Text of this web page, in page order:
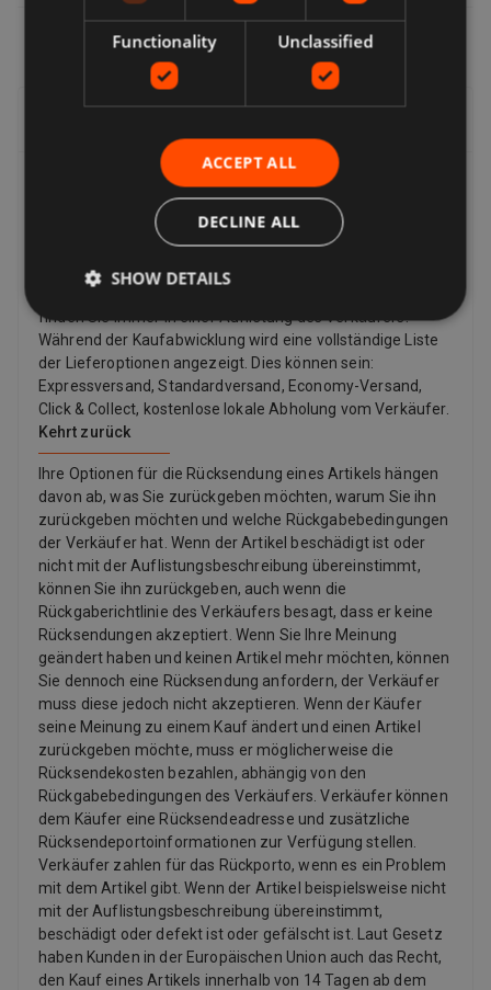
Verkäufer bieten eine Reihe von Lieferoptionen an, sodass
Sie die für Sie am besten geeignete auswählen können.
Viele Verkäufer bieten kostenlose Lieferung an. Die
finden Sie immer in einer Auflistung des Verkäufers.
Während der Kaufabwicklung wird eine vollständige Liste
der Lieferoptionen angezeigt. Dies können sein:
Expressversand, Standardversand, Economy-Versand,
Click & Collect, kostenlose lokale Abholung vom Verkäufer.
Kehrt zurück
Ihre Optionen für die Rücksendung eines Artikels hängen
davon ab, was Sie zurückgeben möchten, warum Sie ihn
zurückgeben möchten und welche Rückgabebedingungen
der Verkäufer hat. Wenn der Artikel beschädigt ist oder
nicht mit der Auflistungsbeschreibung übereinstimmt,
können Sie ihn zurückgeben, auch wenn die
Rückgaberichtlinie des Verkäufers besagt, dass er keine
Rücksendungen akzeptiert. Wenn Sie Ihre Meinung
geändert haben und keinen Artikel mehr möchten, können
Sie dennoch eine Rücksendung anfordern, der Verkäufer
muss diese jedoch nicht akzeptieren. Wenn der Käufer
seine Meinung zu einem Kauf ändert und einen Artikel
zurückgeben möchte, muss er möglicherweise die
Rücksendekosten bezahlen, abhängig von den
Rückgabebedingungen des Verkäufers. Verkäufer können
dem Käufer eine Rücksendeadresse und zusätzliche
Rücksendeportoinformationen zur Verfügung stellen.
Verkäufer zahlen für das Rückporto, wenn es ein Problem
mit dem Artikel gibt. Wenn der Artikel beispielsweise nicht
mit der Auflistungsbeschreibung übereinstimmt,
beschädigt oder defekt ist oder gefälscht ist. Laut Gesetz
haben Kunden in der Europäischen Union auch das Recht,
den Kauf eines Artikels innerhalb von 14 Tagen ab dem
Functionality Unclassified
ACCEPT ALL
DECLINE ALL
SHOW DETAILS